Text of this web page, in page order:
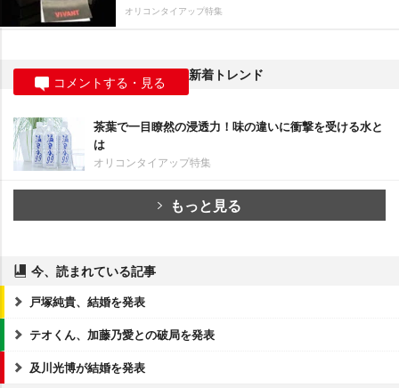
オリコンタイアップ特集
コメントする・見る 新着トレンド
茶葉で一目瞭然の浸透力！味の違いに衝撃を受ける水と
は
オリコンタイアップ特集
もっと見る
今、読まれている記事
戸塚純貴、結婚を発表
テオくん、加藤乃愛との破局を発表
及川光博が結婚を発表